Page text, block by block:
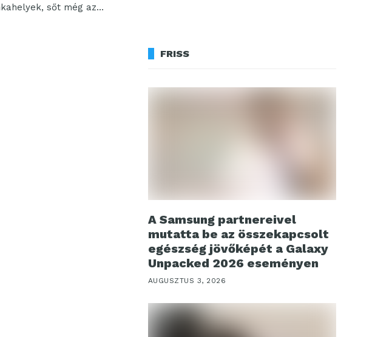
sőt még az
FRISS
A Samsung partnereivel
mutatta be az összekapcsolt
egészség jövőképét a Galaxy
Unpacked 2026 eseményen
AUGUSZTUS 3, 2026